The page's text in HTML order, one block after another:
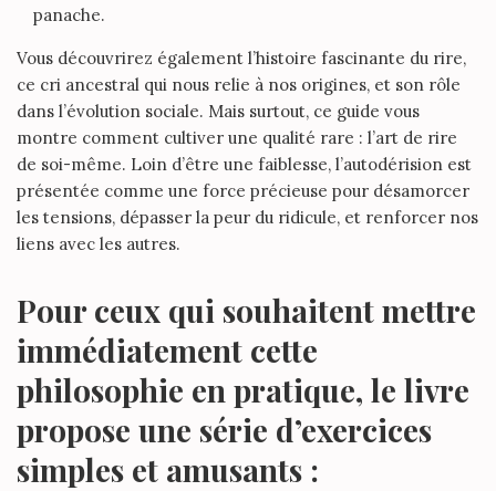
panache.
Vous découvrirez également l’histoire fascinante du rire,
ce cri ancestral qui nous relie à nos origines, et son rôle
dans l’évolution sociale. Mais surtout, ce guide vous
montre comment cultiver une qualité rare : l’art de rire
de soi-même. Loin d’être une faiblesse, l’autodérision est
présentée comme une force précieuse pour désamorcer
les tensions, dépasser la peur du ridicule, et renforcer nos
liens avec les autres.
Pour ceux qui souhaitent mettre
immédiatement cette
philosophie en pratique, le livre
propose une série d’exercices
simples et amusants :